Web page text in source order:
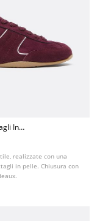
In
realizzate con una
in pelle. Chiusura con